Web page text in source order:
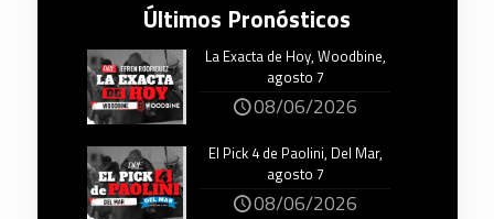
Últimos Pronósticos
La Exacta de Hoy, Woodbine,
agosto 7
08/06/2026
El Pick 4 de Paolini, Del Mar,
agosto 7
08/06/2026